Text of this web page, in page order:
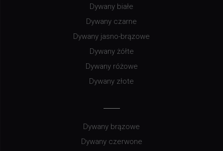
Dywany białe
Dywany czarne
Dywany jasno-brązowe
Dywany żółte
Dywany różowe
Dywany złote
Dywany brązowe
Dywany czerwone